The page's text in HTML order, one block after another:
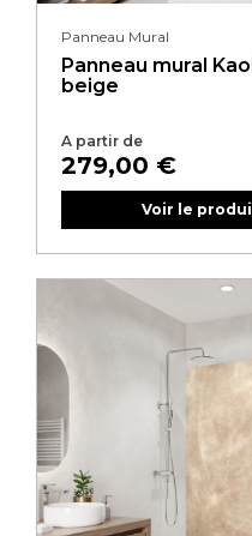
Panneau Mural
Panneau mural
beige
A partir de
Prix
279,00 €
Voir le